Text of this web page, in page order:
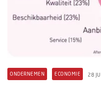
ONDERNEMEN ECONOMIE 28